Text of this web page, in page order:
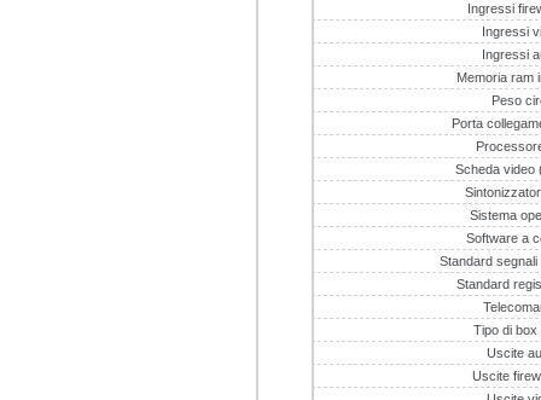
Ingressi
Ingressi
Ingressi
Memoria ram
Peso
Porta
Scheda video
Sistema
Software a
Standard
Standard
Tipo di box
Uscite
Uscite